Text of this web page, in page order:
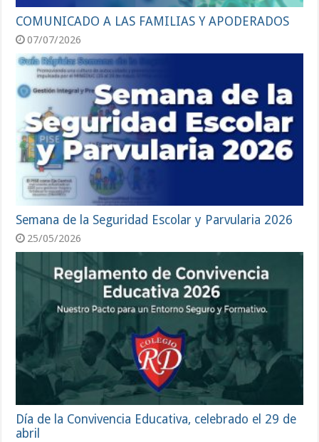
COMUNICADO A LAS FAMILIAS Y APODERADOS
07/07/2026
Semana de la Seguridad Escolar y Parvularia 2026
25/05/2026
Día de la Convivencia Educativa, celebrado el 29 de
abril